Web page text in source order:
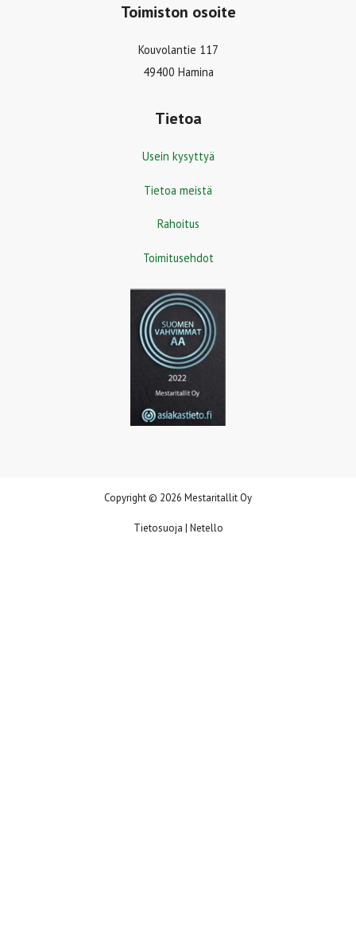
Toimiston osoite
Kouvolantie 117
49400 Hamina
Tietoa
Usein kysyttyä
Tietoa meistä
Rahoitus
Toimitusehdot
Copyright © 2026 Mestaritallit Oy
Tietosuoja | Netello